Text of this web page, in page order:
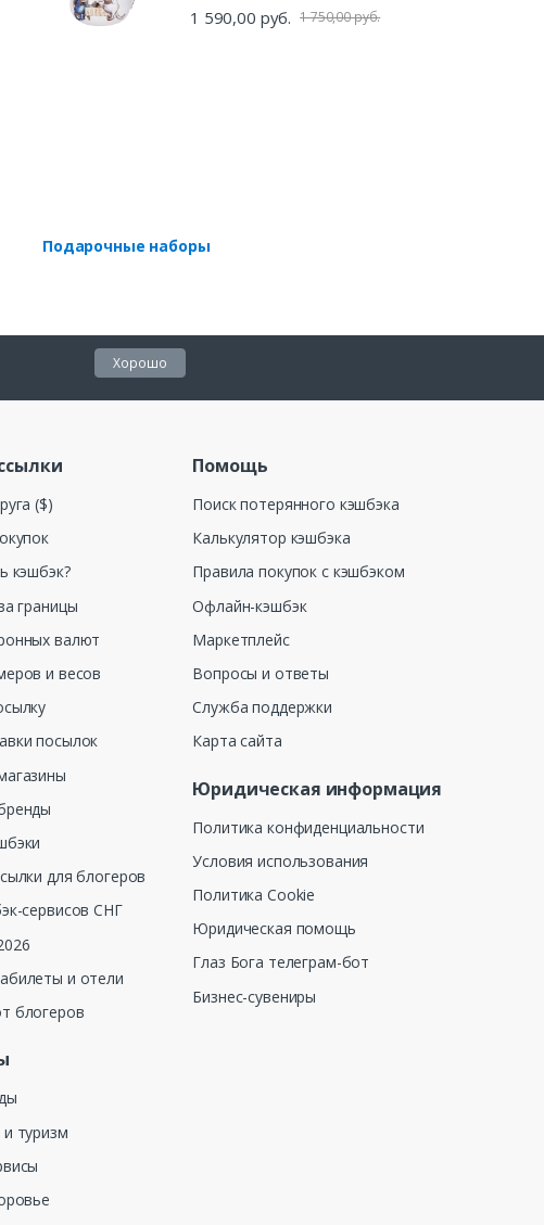
1 590,00 руб. 1 750,00 руб.
Подарочные наборы
Хорошо
($)
кэшбэк?
границы
валют
и весов
посылок
для блогеров
сервисов СНГ
и отели
блогеров
туризм
Помощь
Поиск потерянного кэшбэка
Калькулятор кэшбэка
Правила покупок с кэшбэком
Офлайн-кэшбэк
Маркетплейс
Вопросы и ответы
Служба поддержки
Карта сайта
Юридическая информация
Политика конфиденциальности
Условия использования
Политика Cookie
Юридическая помощь
Глаз Бога телеграм-бот
Бизнес-сувениры